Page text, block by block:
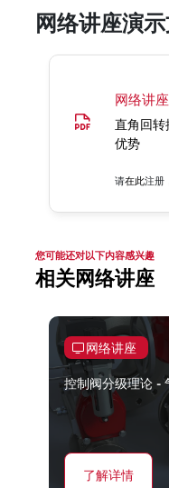
网络讲座演
网络讲
直角回转
优势
请在此注册
您可能还对以下内容感兴趣
相关网络讲座
网络讲座
控制阀分级理论 -
了解详情